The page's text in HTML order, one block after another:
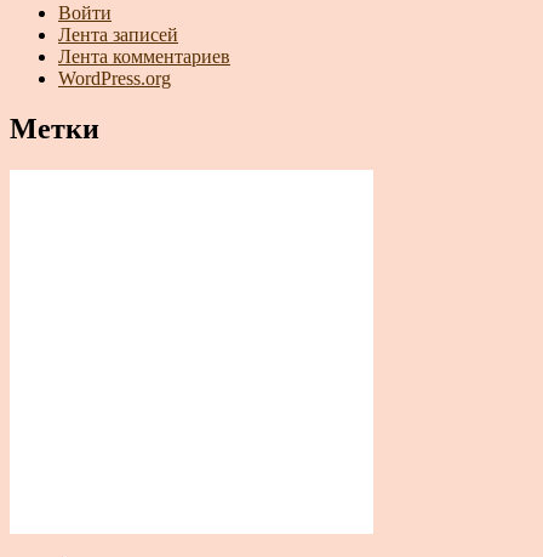
Войти
Лента записей
Лента комментариев
WordPress.org
Метки